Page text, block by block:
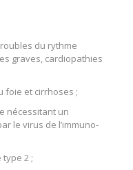
du rythme
graves, cardiopathies
foie et cirrhoses ;
nécessitant un
le virus de l’immuno-
2 ;